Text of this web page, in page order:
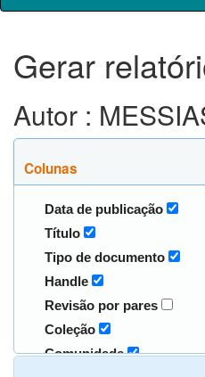
Gerar
Autor :
Colunas
Data de publicação
Título
Tipo de documento
Handle
Revisão por pares
Coleção
Comunidade